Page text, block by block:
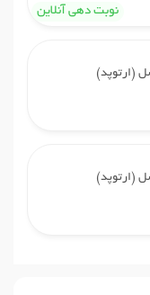
نوبت دهی آنلاین
(ارتوپد)
(ارتوپد)